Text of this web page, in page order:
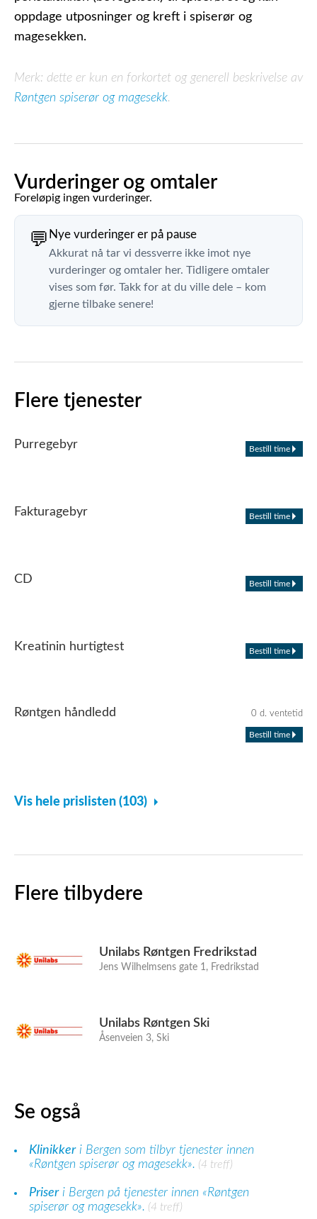
oppdage utposninger og kreft i spiserør og
magesekken.
Merk: dette er kun en forkortet og generell beskrivelse av
Røntgen spiserør og magesekk.
Vurderinger og omtaler
Foreløpig ingen vurderinger.
💬 Nye vurderinger er på pause
Akkurat nå tar vi dessverre ikke imot nye
vurderinger og omtaler her. Tidligere omtaler
vises som før. Takk for at du ville dele – kom
gjerne tilbake senere!
Flere tjenester
Purregebyr Bestill time
Fakturagebyr Bestill time
CD Bestill time
Kreatinin hurtigtest Bestill time
Røntgen håndledd 0 d. ventetid
Bestill time
Vis hele prislisten (103)
Flere tilbydere
Unilabs Røntgen Fredrikstad
Jens Wilhelmsens gate 1, Fredrikstad
Unilabs Røntgen Ski
Åsenveien 3, Ski
Se også
Klinikkeri Bergen som tilbyr tjenester innen
«Røntgen spiserør og magesekk». (4 treff)
Priseri Bergen på tjenester innen «Røntgen
spiserør og magesekk». (4 treff)